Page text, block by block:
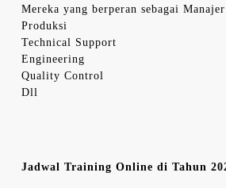
Mereka yang berperan sebagai
Produksi
Technical Support
Engineering
Quality Control
Dll
Jadwal Training Online di Tahun